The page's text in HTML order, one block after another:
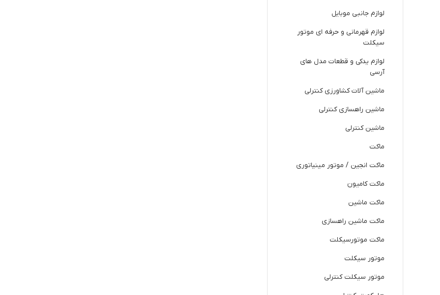
لوازم جانبی موبایل
لوازم قهرمانی و حرفه ای موتور
سیکلت
لوازم یدکی و قطعات مدل های
آرسی
ماشین آلات کشاورزی کنترلی
ماشین راهسازی کنترلی
ماشین کنترلی
ماکت
ماکت انجین / موتور مینیاتوری
ماکت کامیون
ماکت ماشین
ماکت ماشین راهسازی
ماکت موتورسیکلت
موتور سیکلت
موتور سیکلت کنترلی